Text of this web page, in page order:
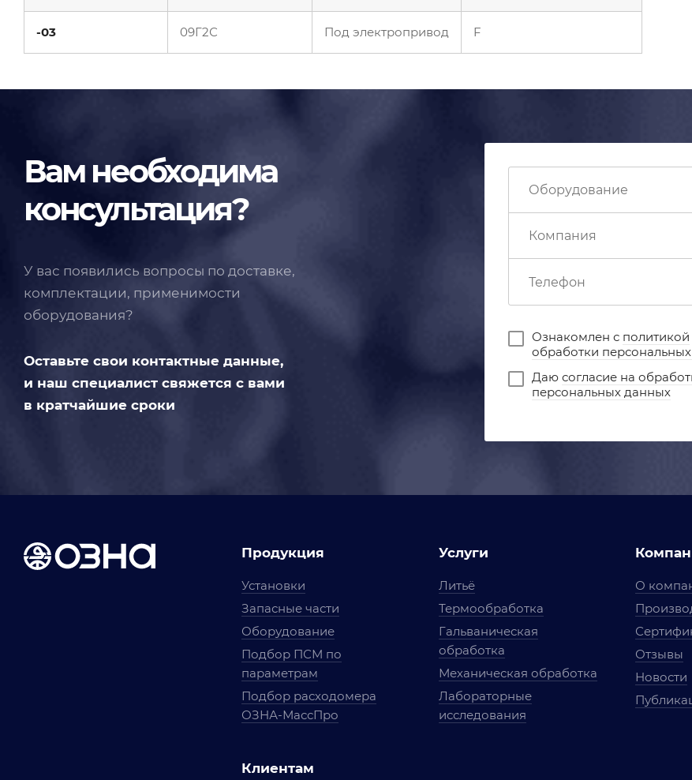
-03 09Г2С Под электропривод F
Вам необходима
консультация?
У вас появились вопросы по доставке,
комплектации, применимости
оборудования?
Оставьте свои контактные данные,
и наш специалист свяжется с вами
в кратчайшие сроки
Ознакомлен с политикой
обработки
Даю согласие на
персональных данных
Продукция
Установки
Запасные части
Оборудование
Подбор ПСМ по
параметрам
Подбор расходомера
ОЗНА-МассПро
Клиентам
Услуги
Литьё
Термообработка
Гальваническая
обработка
Механическая обработка
Лабораторные
исследования
О
Отзывы
Новости